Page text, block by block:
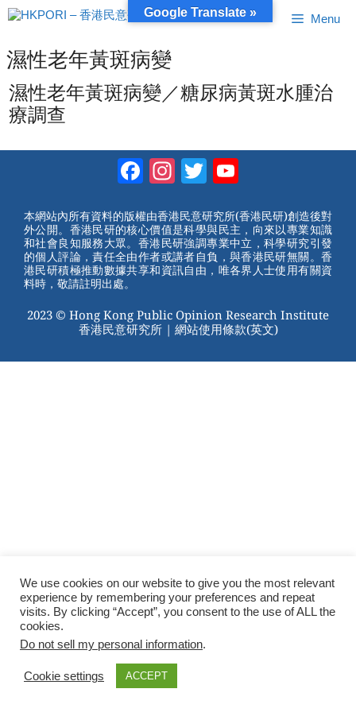
跳
至
容
Menu
濕性老年黃斑病變
濕性老年黃斑病變／糖尿病黃斑水腫治
療調查
Facebook
Instagram
Twitter
本網站內所有資料的版權由香港民意研究所(香港民研)創造後對
外公開。香港民研的核心價值是科學與民主，向來以專業知識
和社會良知服務大眾。香港民研強調專業中立，科學研究引發
的個人評論，責任全由作者或講者自負，與香港民研無關。香
港民研積極推動數據共享和資訊自由，唯各界人士使用有關資
料時，敬請註明出處。
2023 © Hong Kong Public Opinion Research Institute
香港民意研究所 | 網站使用條款(英文)
We use cookies on our website to give you the most relevant
experience by remembering your preferences and repeat
visits. By clicking “Accept”, you consent to the use of ALL the
cookies.
Do not sell my personal information.
Cookie settings ACCEPT
Google Translate »